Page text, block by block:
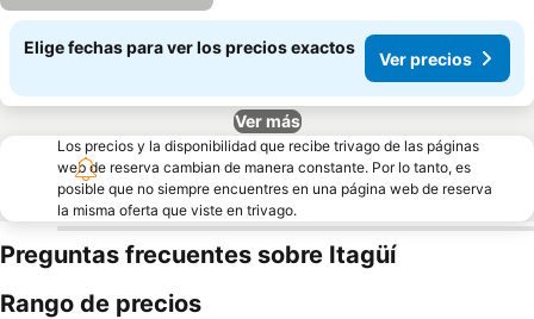
Elige fechas para ver los precios exactos
Ver precios
Ver más
Los precios y la disponibilidad que recibe trivago de las páginas
web de reserva cambian de manera constante. Por lo tanto, es
posible que no siempre encuentres en una página web de reserva
la misma oferta que viste en trivago.
Preguntas frecuentes sobre Itagüí
Rango de precios